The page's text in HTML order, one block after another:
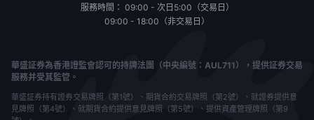
服務時間： 09:00 - 次日5:00（交易日）
09:00 - 18:00（非交易日）
華盛証券為香港證監會認可的持牌法團（中央編號：AUL711），提供証券交易
服務并受其監管。
華盛証券持有證券交易牌照（第1號）、期貨合約交易牌照（第2號）、就證券提供意
見牌照（第4號）、就期貨合約提供意見牌照（第5號）、提供資產管理牌照（第9